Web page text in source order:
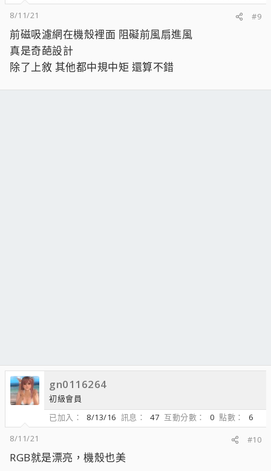
s
：
8/11/21
#9
前磁吸濾網在機殼裡面 阻礙前風扇進風
真是奇葩設計
除了上敘 其他都中規中矩 還算不錯
gn0116264
初級會員
已加入
8/13/16 訊息 47 互動分數 0 點數
6
8/11/21
#10
RGB就是漂亮，機殼也美